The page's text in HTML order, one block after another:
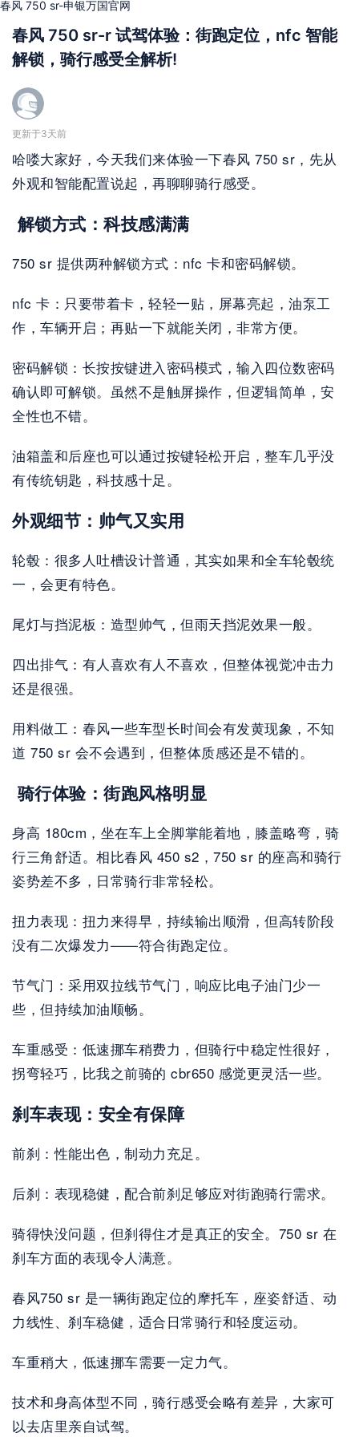
春风 750 sr-申银万国官网
春风 750 sr-r 试驾体验：街跑定位，nfc 智能
解锁，骑行感受全解析!
更新于3天前
哈喽大家好，今天我们来体验一下春风 750 sr，先从
外观和智能配置说起，再聊聊骑行感受。
解锁方式：科技感满满
750 sr 提供两种解锁方式：nfc 卡和密码解锁。
nfc 卡：只要带着卡，轻轻一贴，屏幕亮起，油泵工
作，车辆开启；再贴一下就能关闭，非常方便。
密码解锁：长按按键进入密码模式，输入四位数密码
确认即可解锁。虽然不是触屏操作，但逻辑简单，安
全性也不错。
油箱盖和后座也可以通过按键轻松开启，整车几乎没
有传统钥匙，科技感十足。
外观细节：帅气又实用
轮毂：很多人吐槽设计普通，其实如果和全车轮毂统
一，会更有特色。
尾灯与挡泥板：造型帅气，但雨天挡泥效果一般。
四出排气：有人喜欢有人不喜欢，但整体视觉冲击力
还是很强。
用料做工：春风一些车型长时间会有发黄现象，不知
道 750 sr 会不会遇到，但整体质感还是不错的。
骑行体验：街跑风格明显
身高 180cm，坐在车上全脚掌能着地，膝盖略弯，骑
行三角舒适。相比春风 450 s2，750 sr 的座高和骑行
姿势差不多，日常骑行非常轻松。
扭力表现：扭力来得早，持续输出顺滑，但高转阶段
没有二次爆发力——符合街跑定位。
节气门：采用双拉线节气门，响应比电子油门少一
些，但持续加油顺畅。
车重感受：低速挪车稍费力，但骑行中稳定性很好，
拐弯轻巧，比我之前骑的 cbr650 感觉更灵活一些。
刹车表现：安全有保障
前刹：性能出色，制动力充足。
后刹：表现稳健，配合前刹足够应对街跑骑行需求。
骑得快没问题，但刹得住才是真正的安全。750 sr 在
刹车方面的表现令人满意。
春风750 sr 是一辆街跑定位的摩托车，座姿舒适、动
力线性、刹车稳健，适合日常骑行和轻度运动。
车重稍大，低速挪车需要一定力气。
技术和身高体型不同，骑行感受会略有差异，大家可
以去店里亲自试驾。